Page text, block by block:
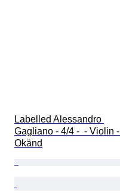
Labelled Alessandro
Gagliano - 4/4 -  - Violin -
Okänd